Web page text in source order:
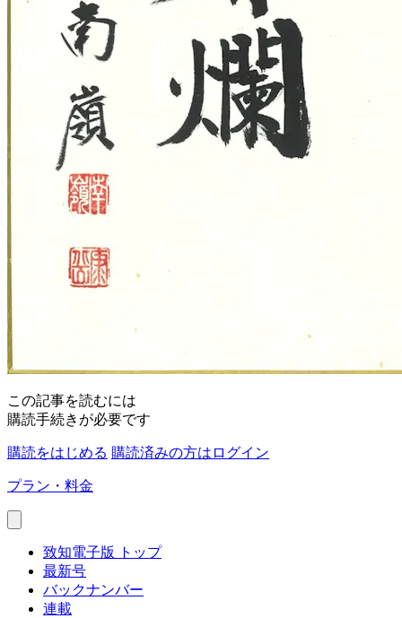
この記事を読むには
購読手続きが必要です
購読をはじめる 購読済みの方はログイン
プラン・料金
致知電子版 トップ
最新号
バックナンバー
連載